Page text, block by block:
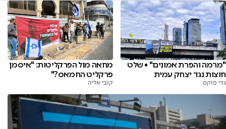
"מרמה והפרת אמונים" • שלט
חוצות נגד יצחק עמית
גדי פוקס
מחאה מול הפרקליטות: "איסמן
פרקליט החמאס?"
קובי אליה